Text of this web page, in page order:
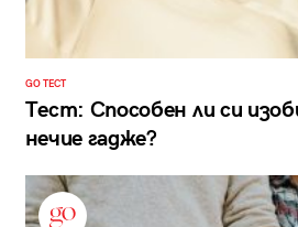
GO ТЕСТ
Тест: Способен ли си
нечие гадже?